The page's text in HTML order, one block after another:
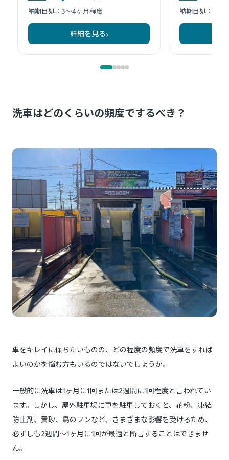
洗車はどのくらいの頻度でするべき？
車をキレイに保ちたいものの、どの程度の頻度で洗車をすれば
よいのかを悩む方もいるのではないでしょうか。
一般的に洗車は1ヶ月に1回または2週間に1回程度と言われてい
ます。しかし、屋外駐車場に車を駐車しておくと、花粉、凍結
防止剤、黄砂、鳥のフンなど、さまざまな影響を受けるため、
必ずしも2週間〜1ヶ月に1回が最適と断言することはできませ
ん。